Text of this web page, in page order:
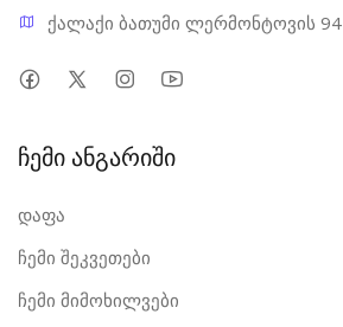
ქალაქი ბათუმი ლერმონტოვის 94
ჩემი ანგარიში
დაფა
ჩემი შეკვეთები
ჩემი მიმოხილვები